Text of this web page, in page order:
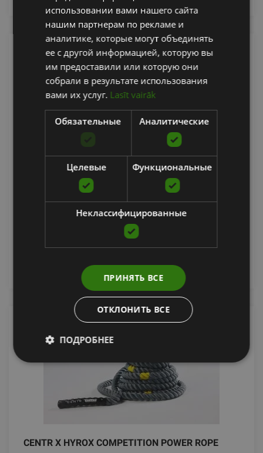
CENTR X HYROX COMPETITION POWER SLED
CENTR X HYROX
€
CENTR X HYROX COMPETITION POWER ROPE
использовании вами нашего сайта
нашим партнерам по рекламе и
аналитике, которые могут объединять
ее с другой информацией, которую вы
им предоставили или которую они
собрали в результате использования
вами их услуг. Lasīt vairāk
Обязательные Аналитические
Целевые Функциональные
Неклассифицированные
ПРИНЯТЬ ВСЕ
ОТКЛОНИТЬ ВСЕ
ПОДРОБНЕЕ